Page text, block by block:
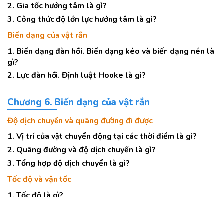
2. Gia tốc hướng tâm là gì?
3. Công thức độ lớn lực hướng tâm là gì?
Biến dạng của vật rắn
1. Biến dạng đàn hồi. Biến dạng kéo và biến dạng nén là
gì?
2. Lực đàn hồi. Định luật Hooke là gì?
Chương 6. Biến dạng của vật rắn
Độ dịch chuyển và quãng đường đi được
1. Vị trí của vật chuyển động tại các thời điểm là gì?
2. Quãng đường và độ dịch chuyển là gì?
3. Tổng hợp độ dịch chuyển là gì?
Tốc độ và vận tốc